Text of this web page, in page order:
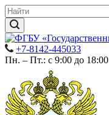
+7-8142-445033
Пн. – Пт.: с 9:00 до 18:00